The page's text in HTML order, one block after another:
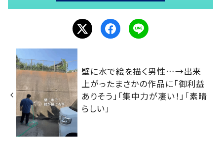
壁に水で絵を描く男性…→出来
上がったまさかの作品に「御利益
ありそう」「集中力が凄い！」「素晴
らしい」